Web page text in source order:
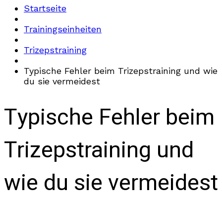
Startseite
Trainingseinheiten
Trizepstraining
Typische Fehler beim Trizepstraining und wie
du sie vermeidest
Typische Fehler beim
Trizepstraining und
wie du sie vermeidest